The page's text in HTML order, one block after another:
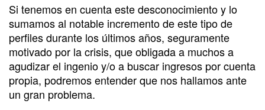
Si tenemos en cuenta este desconocimiento y lo
sumamos al notable incremento de este tipo de
perfiles durante los últimos años, seguramente
motivado por la crisis, que obligada a muchos a
agudizar el ingenio y/o a buscar ingresos por cuenta
propia, podremos entender que nos hallamos ante
un gran problema.